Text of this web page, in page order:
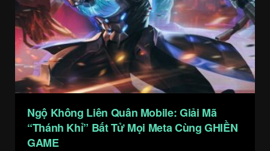
Ngộ Không Liên Quân Mobile: Giải Mã
“Thánh Khỉ” Bất Tử Mọi Meta Cùng GHIỀN
GAME